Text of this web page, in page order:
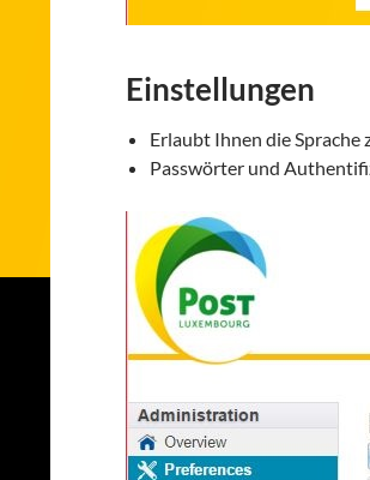
Einstellungen
Erlaubt Ihnen die Sprache
Passwörter und